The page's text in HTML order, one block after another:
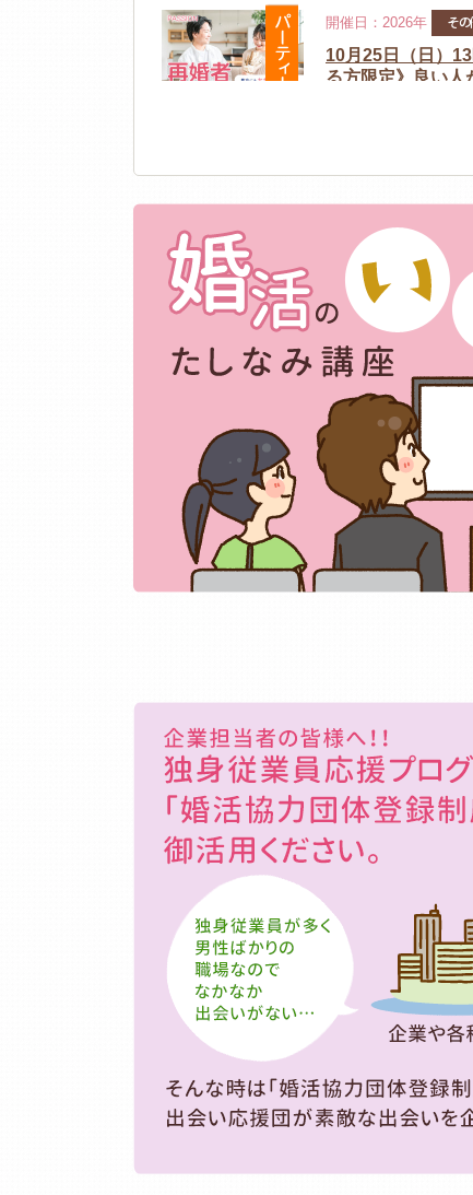
パーティー
開催日：2026年 その
10月25日（日）
る方限定》良い
参加資格：独身男性
パーティー
10月25日（日）
ジュアルな出会い
開催場所：岡崎市民会
参加資格：独身男性
誠実にお相手を探して
パーティー
開催日：2026年
11月1日（日）13
的安定職男性限
連.年収350万以上
開催場所：アイプラザ
参加資格：独身男性
連 等）年収350万以